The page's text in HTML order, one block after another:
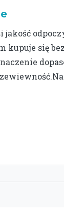
jakość
kupuje się